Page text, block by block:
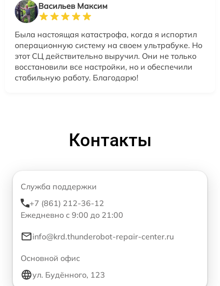
Васильев Максим
Была настоящая катастрофа, когда я испортил
операционную систему на своем ультрабуке. Но
этот СЦ действительно выручил. Они не только
восстановили все настройки, но и обеспечили
стабильную работу. Благодарю!
Контакты
Служба поддержки
+7 (861) 212-36-12
Ежедневно с 9:00 до 21:00
info@krd.thunderobot-repair-center.ru
Основной офис
ул. Будённого, 123